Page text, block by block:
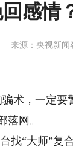
感情
来源： 央视新闻
术，一定要
落网。
“大师”复合